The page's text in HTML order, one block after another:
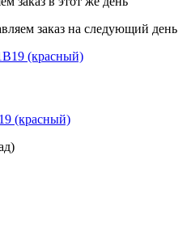
заказ на следующий день
(красный)